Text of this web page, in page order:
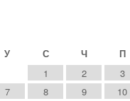
У С Ч П
1
2 3
7 8 9 10